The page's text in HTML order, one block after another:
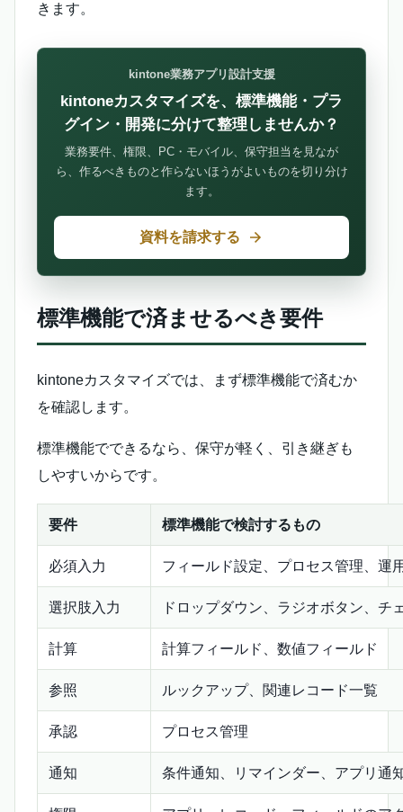
きます。
kintone業務アプリ設計支援
kintoneカスタマイズを、標準機能・プラ
グイン・開発に分けて整理しませんか？
業務要件、権限、PC・モバイル、保守担当を見なが
ら、作るべきものと作らないほうがよいものを切り分け
ます。
資料を請求する
標準機能で済ませるべき要件
kintoneカスタマイズでは、まず標準機能で済むか
を確認します。
標準機能でできるなら、保守が軽く、引き継ぎも
しやすいからです。
要件 標準機能で検討するもの
必須入力 フィールド設定、プロセス管理、運
選択肢入力 ドロップダウン、ラジオボタン、チ
計算 計算フィールド、数値フィールド
参照 ルックアップ、関連レコード一覧
承認 プロセス管理
通知 条件通知、リマインダー、アプリ通